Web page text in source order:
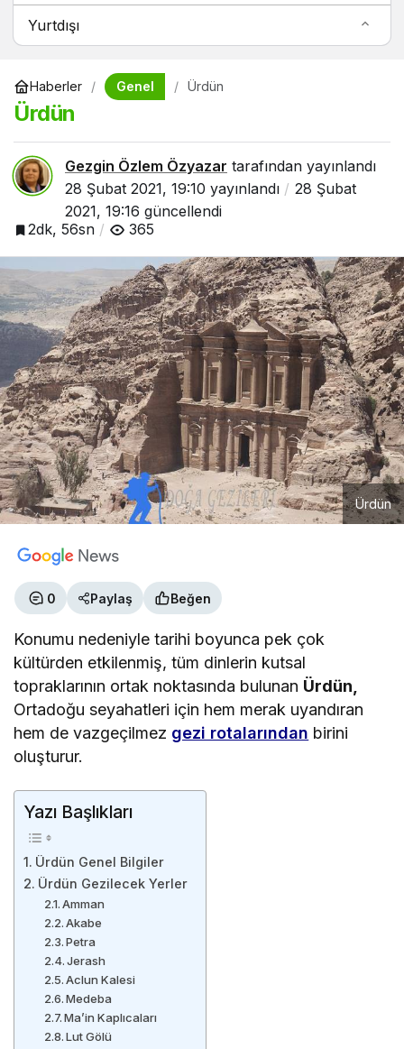
Yurtdışı
Haberler Genel Ürdün
Ürdün
Gezgin Özlem Özyazar tarafından yayınlandı
28 Şubat 2021, 19:10 yayınlandı
28 Şubat
2021, 19:16 güncellendi
2dk, 56sn
365
Ürdün
0 Paylaş Beğen
Konumu nedeniyle tarihi boyunca pek çok
kültürden etkilenmiş, tüm dinlerin kutsal
topraklarının ortak noktasında bulunan Ürdün,
Ortadoğu seyahatleri için hem merak uyandıran
hem de vazgeçilmez gezi rotalarından birini
oluşturur.
Yazı Başlıkları
Ürdün Genel Bilgiler
Ürdün Gezilecek Yerler
Amman
Akabe
Petra
Jerash
Aclun Kalesi
Medeba
Ma’in Kaplıcaları
Lut Gölü